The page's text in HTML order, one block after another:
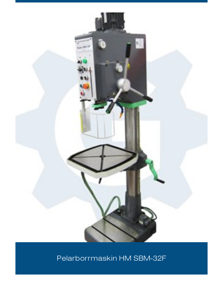
Pelarborrmaskin HM SBM-32F